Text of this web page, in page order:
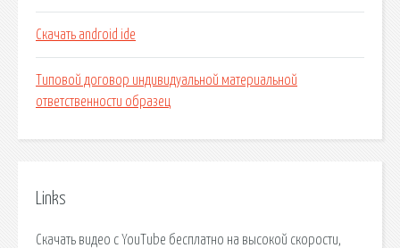
Скачать android ide
Типовой договор индивидуальной материальной
ответственности образец
Links
Скачать видео с YouTube бесплатно на высокой скорости,